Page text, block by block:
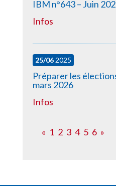
IBM n°643 – Juin
Infos
25/062025
Préparer les
mars 2026
Infos
« 1 2 3 4 5 6 »